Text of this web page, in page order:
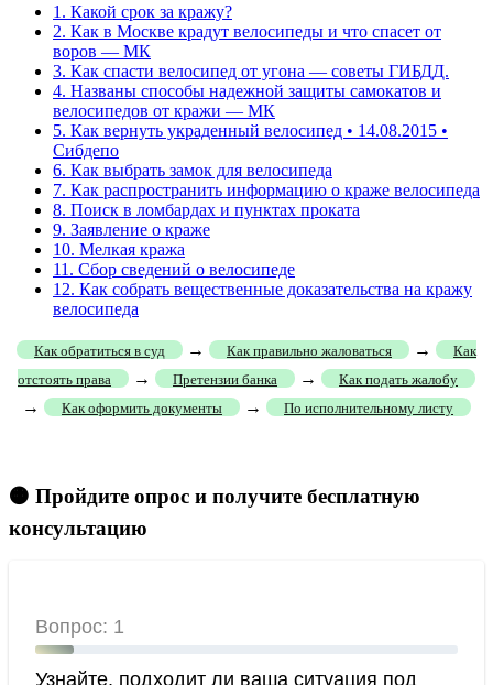
1. Какой срок за кражу?
2. Как в Москве крадут велосипеды и что спасет от
воров — МК
3. Как спасти велосипед от угона — советы ГИБДД.
4. Названы способы надежной защиты самокатов и
велосипедов от кражи — МК
5. Как вернуть украденный велосипед • 14.08.2015 •
Сибдепо
6. Как выбрать замок для велосипеда
7. Как распространить информацию о краже велосипеда
8. Поиск в ломбардах и пунктах проката
9. Заявление о краже
10. Мелкая кража
11. Сбор сведений о велосипеде
12. Как собрать вещественные доказательства на кражу
велосипеда
Как обратиться в суд → Как правильно жаловаться →
Как
отстоять права
→ Претензии банка → Как подать жалобу
→ Как оформить документы → По исполнительному листу
🟠 Пройдите опрос и получите бесплатную
консультацию